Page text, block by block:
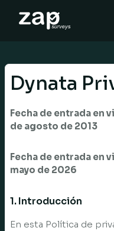
NL
Dynata
Fecha de entrada en
de agosto de 2013
Fecha de entrada en
mayo de 2026
1. Introducción
En esta Política de